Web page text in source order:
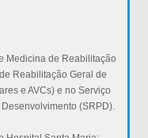
Medicina de Reabilitação
Reabilitação Geral de
e AVCs) e no Serviço
(SRPD).